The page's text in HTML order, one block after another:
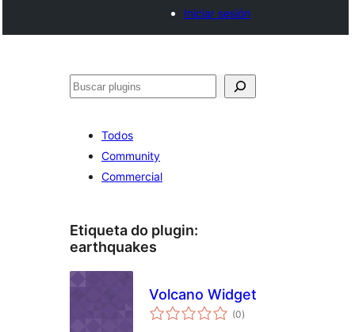
Iniciar sesión
Buscar
Todos
Community
Commercial
Etiqueta do plugin:
earthquakes
Volcano Widget
(0valoracións
totais
)